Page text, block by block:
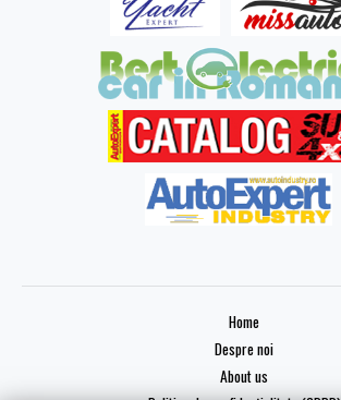
Home
Despre noi
About us